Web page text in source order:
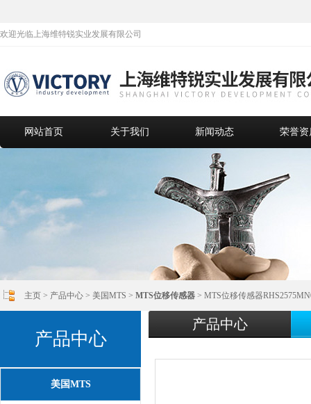
欢迎光临上海维特锐实业发展有限公司
网站首页 关于我们 新闻动态 荣誉资
主页 > 产品中心 > 美国MTS > MTS位移传感器 > MTS位移传感器
产品中心
美国MTS
产品中心